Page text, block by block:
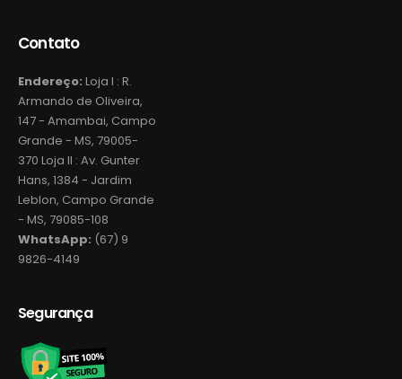
Contato
Endereço: Loja I : R.
Armando de Oliveira,
147 - Amambai, Campo
Grande - MS, 79005-
370 Loja II : Av. Gunter
Hans, 1384 - Jardim
Leblon, Campo Grande
- MS, 79085-108
WhatsApp: (67) 9
9826-4149
Segurança